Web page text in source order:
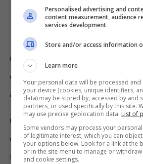
Come si controlla la
della connessione Wi-Fi
app e passaggi
Con Android, il controllo
e del segnale Wi-Fi si può fare
sourceWi-Fi Analyzer.
Personalised advertising and
content measurement, audience
services development
Store and/or access information
Learn more
Your personal data will be processed
your device (cookies, unique identifiers,
data) may be stored by, accessed by and
partners, or used specifically by this site.
may use precise geolocation data. List of
Some vendors may process your
of legitimate interest, which you can
your options below. Look for a link at the
or in the site menu to manage or
and cookie settings.